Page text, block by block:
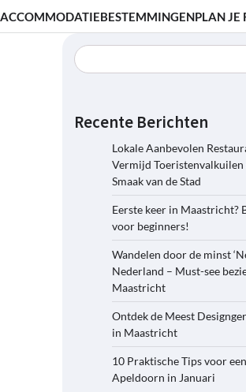
ACCOMMODATIEBESTEMMINGENPLAN JE
Recente Berichten
Lokale Aanbevolen
Vermijd Toeristenvalkuilen
Smaak van de Stad
Eerste keer in Maastricht?
voor beginners!
Wandelen door de minst
Nederland – Must-see
Maastricht
Ontdek de Meest
in Maastricht
10 Praktische Tips voor
Apeldoorn in Januari